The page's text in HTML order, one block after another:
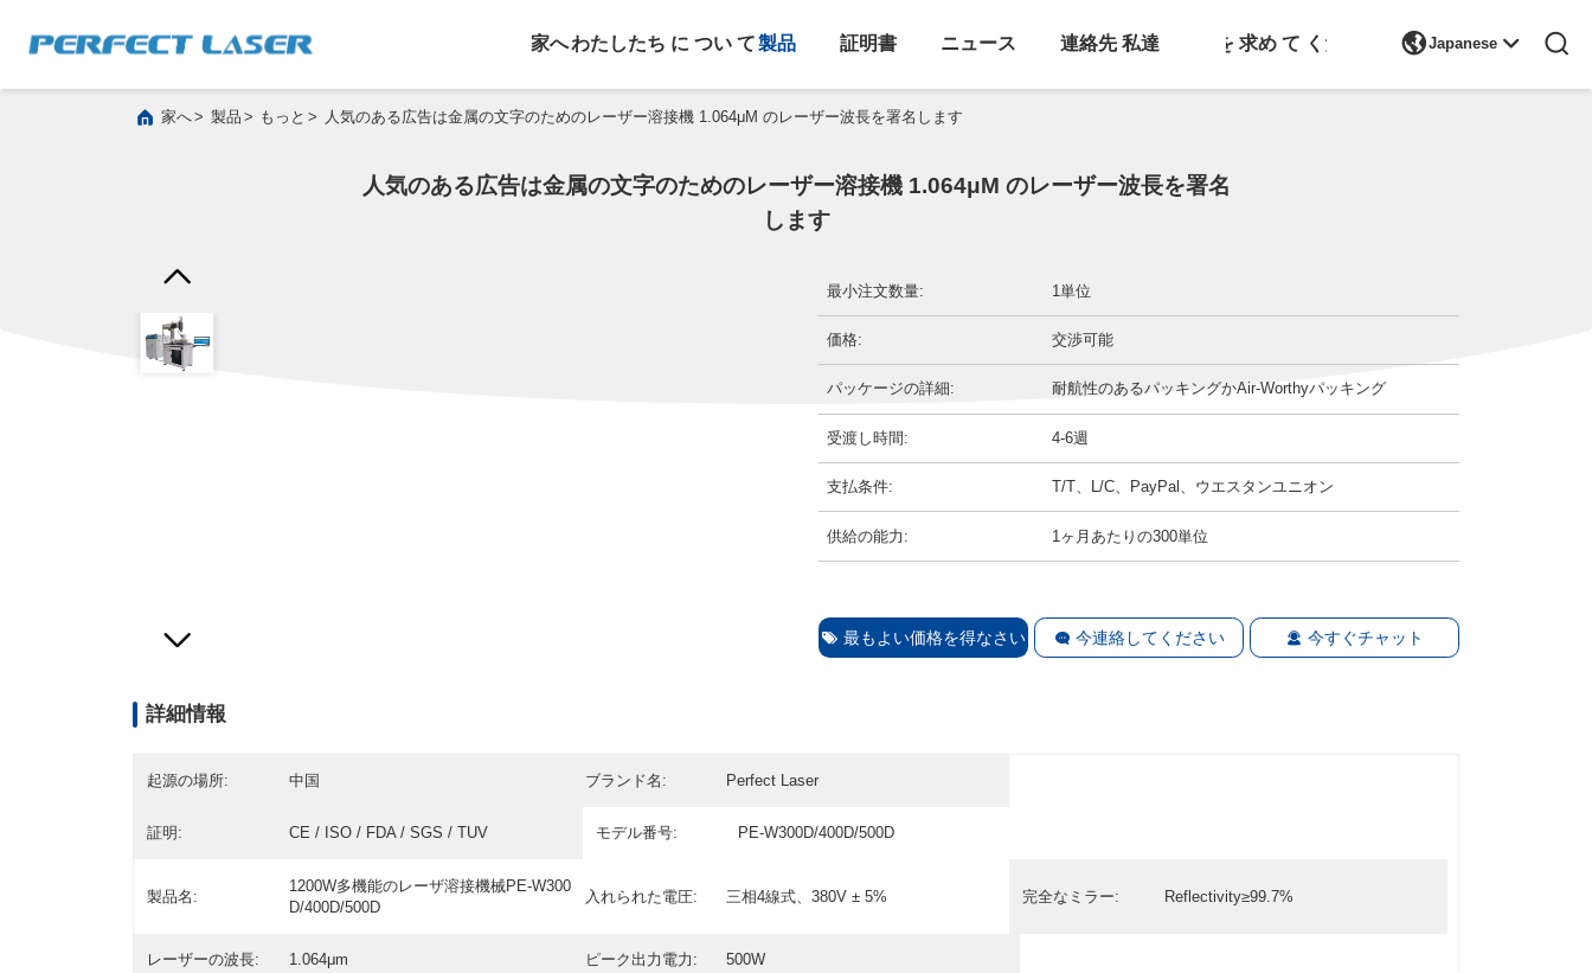
家へわたしたち に つい て製品 証明書 ニュース 連絡先 私達 引金 を 求め て ください Japanese 
家へ> 製品 > もっと > 人気のある広告は金属の文字のためのレーザー溶接機 1.064μM のレーザー波長を署名します
人気のある広告は金属の文字のためのレーザー溶接機 1.064μM のレーザー波長を署名
します
最小注文数量: 1単位
価格: 交渉可能
パッケージの詳細: 耐航性のあるパッキングかAir-Worthyパッキング
受渡し時間: 4-6週
支払条件: T/T、L/C、PayPal、ウエスタンユニオン
供給の能力: 1ヶ月あたりの300単位
最もよい価格を得なさい 今連絡してください 今すぐチャット
詳細情報
起源の場所: 中国 ブランド名: Perfect Laser
証明: CE / ISO / FDA / SGS / TUV モデル番号: PE-W300D/400D/500D
製品名:
1200W多機能のレーザ溶接機械PE-W300
D/400D/500D
入れられた電圧: 三相4線式、380V ± 5% 完全なミラー: Reflectivity≥99.7%
レーザーの波長: 1.064μm ピーク出力電力: 500W